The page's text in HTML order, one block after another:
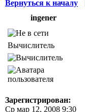
Вернуться к началу
ingener
Вычислитель
Зарегистрирован:
Ср мар 12, 2008 9:30